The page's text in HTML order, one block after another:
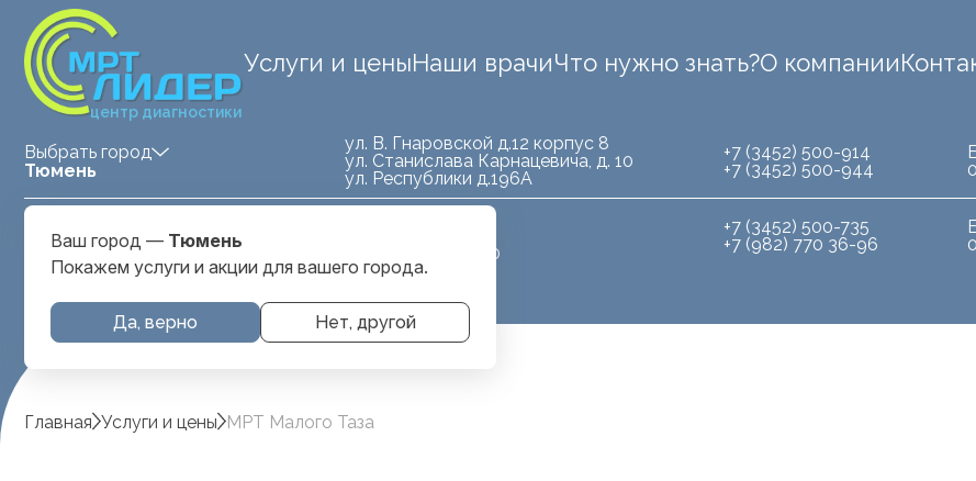
центр диагностики
Услуги и ценыНаши врачиЧто нужно знать?О компании
Выбрать город
Тюмень
Тюмень
ул. В. Гнаровской д.12 корпус 8
ул. Станислава Карнацевича, д. 10
ул. Республики д.196А
Карнацевича, д. 10
+7 (3452) 500-914
+7 (3452) 500-944
+7 (3452) 500-735
+7 (982) 770 36-96
Ваш город — Тюмень
Покажем услуги и акции для вашего города.
Да, верно Нет, другой
Главная Услуги и цены МРТ Малого Таза